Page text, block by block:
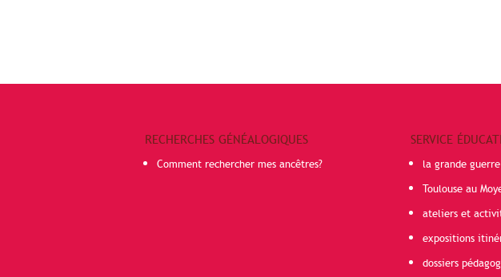
RECHERCHES GÉNÉALOGIQUES
Comment rechercher mes ancêtres?
SERVICE
la grande
Toulouse au
ateliers et
expositions
dossiers